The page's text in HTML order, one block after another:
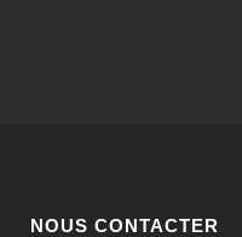
NOUS CONTACTER